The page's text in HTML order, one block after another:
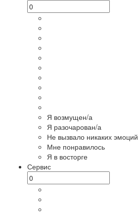
Я возмущен/а
Я разочарован/а
Не вызвало никаких эмоций
Мне понравилось
Я в восторге
Сервис